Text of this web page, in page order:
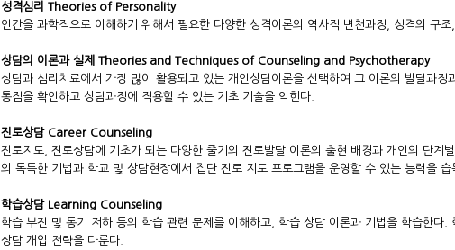
성격심리 Theories of Personality
인간을 과학적으로 이해하기 위해서 필요한 다양한 성격이론의 역사적 변천과정, 성격의 구
상담의 이론과 실제 Theories and Techniques of Counseling and Psychotherapy
상담과 심리치료에서 가장 많이 활용되고 있는 개인상담이론을 선택하여 그 이론의 발달과
통점을 확인하고 상담과정에 적용할 수 있는 기초 기술을 익힌다.
진로상담 Career Counseling
진로지도, 진로상담에 기초가 되는 다양한 줄기의 진로발달 이론의 출현 배경과 개인의 단계
의 독특한 기법과 학교 및 상담현장에서 집단 진로 지도 프로그램을 운영할 수 있는 능력을 습
학습상담 Learning Counseling
학습 부진 및 동기 저하 등의 학습 관련 문제를 이해하고, 학습 상담 이론과 기법을 학습한다.
상담 개입 전략을 다룬다.